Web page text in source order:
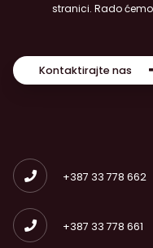
stranici. Rado
Kontaktirajte nas
+387 33 778 662
+387 33 778 661